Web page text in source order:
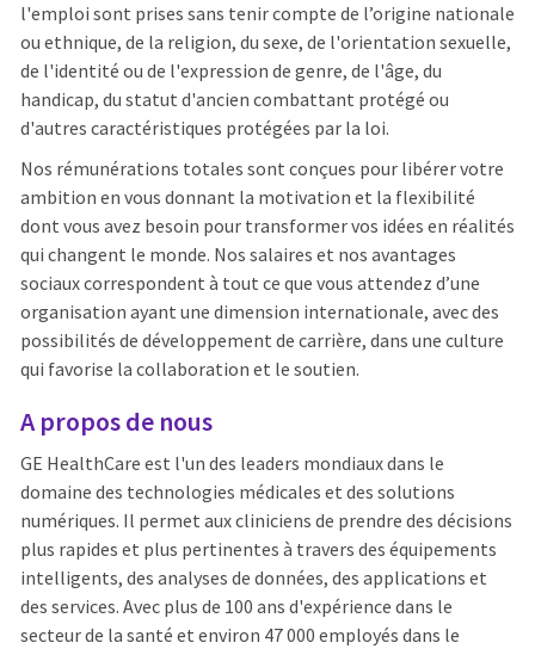
l'emploi sont prises sans tenir compte de l’origine nationale
ou ethnique, de la religion, du sexe, de l'orientation sexuelle,
de l'identité ou de l'expression de genre, de l'âge, du
handicap, du statut d'ancien combattant protégé ou
d'autres caractéristiques protégées par la loi.
Nos rémunérations totales sont conçues pour libérer votre
ambition en vous donnant la motivation et la flexibilité
dont vous avez besoin pour transformer vos idées en réalités
qui changent le monde. Nos salaires et nos avantages
sociaux correspondent à tout ce que vous attendez d’une
organisation ayant une dimension internationale, avec des
possibilités de développement de carrière, dans une culture
qui favorise la collaboration et le soutien.
A propos de nous
GE HealthCare est l'un des leaders mondiaux dans le
domaine des technologies médicales et des solutions
numériques. Il permet aux cliniciens de prendre des décisions
plus rapides et plus pertinentes à travers des équipements
intelligents, des analyses de données, des applications et
des services. Avec plus de 100 ans d'expérience dans le
secteur de la santé et environ 47 000 employés dans le